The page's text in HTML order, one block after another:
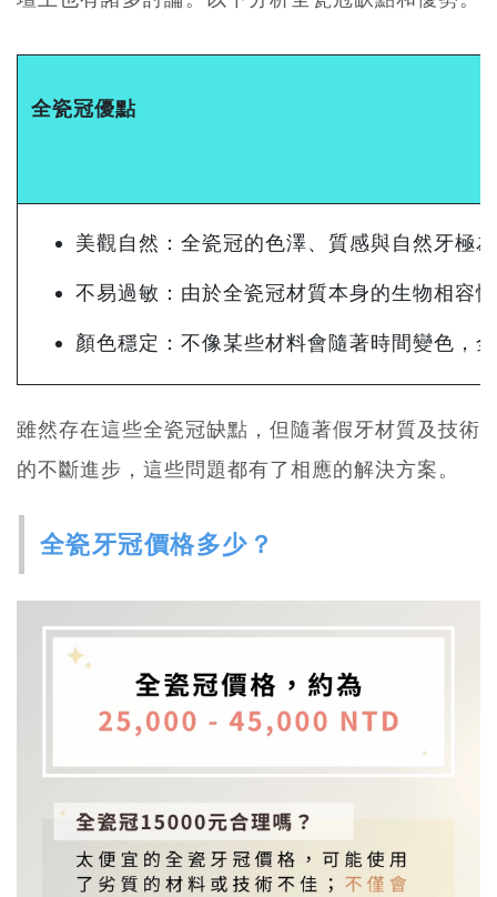
全瓷冠優點
美觀自然：全瓷冠的色澤、質感與自然牙極
不易過敏：由於全瓷冠材質本身的生物相容
顏色穩定：不像某些材料會隨著時間變色，
雖然存在這些全瓷冠缺點，但隨著假牙材質及技術
的不斷進步，這些問題都有了相應的解決方案。
全瓷牙冠價格多少？